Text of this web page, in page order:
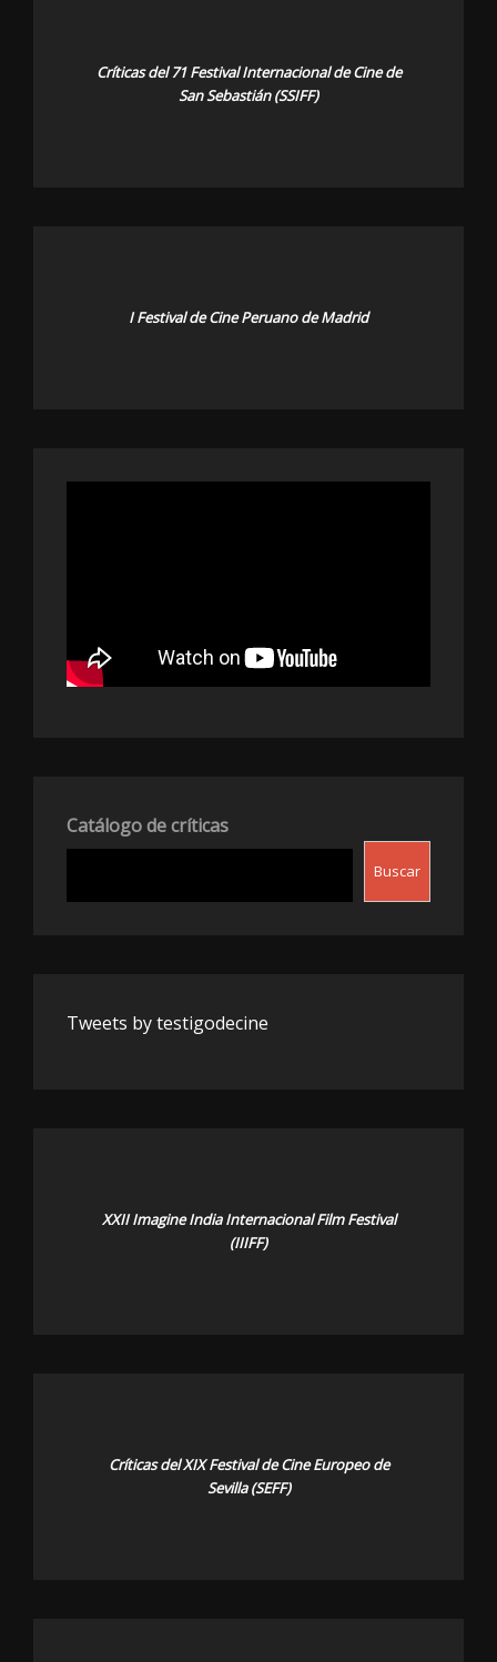
Críticas del 71 Festival Internacional de Cine de
San Sebastián (SSIFF)
I Festival de Cine Peruano de Madrid
Catálogo de críticas
Buscar
Tweets by testigodecine
XXII Imagine India Internacional Film Festival
(IIIFF)
Críticas del XIX Festival de Cine Europeo de
Sevilla (SEFF)